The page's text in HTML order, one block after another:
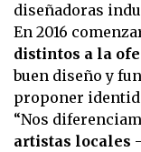
diseñadoras
En 2016
distintos a la
buen diseño y
proponer
“Nos
artistas locales